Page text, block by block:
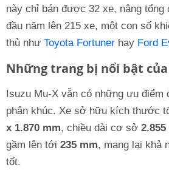
này chỉ bán được 32 xe, nâng tổng
đầu năm lên 215 xe, một con số
thủ như Toyota Fortuner hay Ford
Những trang bị nổi bật
Isuzu Mu-X vẫn có những ưu điểm
phân khúc. Xe sở hữu kích thước
x 1.870 mm, chiều dài cơ sở 2.855
gầm lên tới 235 mm, mang lại khả
tốt.